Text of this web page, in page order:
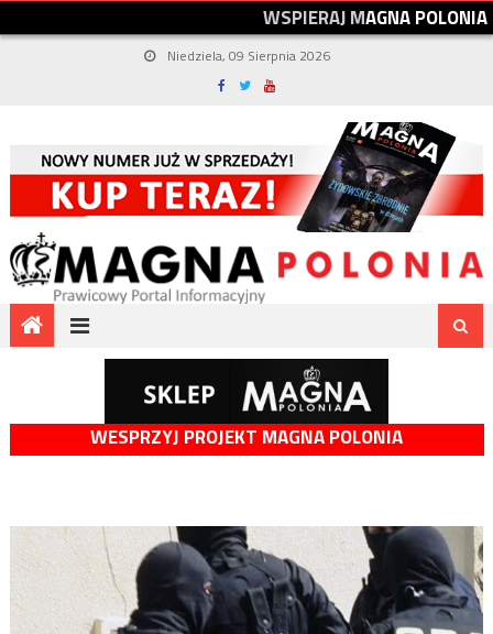
WSPIERAJMAGNAPOLONIA
Niedziela, 09 Sierpnia 2026
WESPRZYJ PROJEKT MAGNA POLONIA